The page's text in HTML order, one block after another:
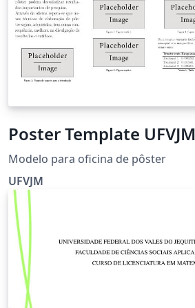
Poster Template UFVJM
Modelo para oficina de pôster
UFVJM